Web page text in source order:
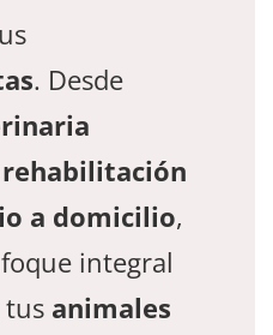
. Desde
rehabilitación
a domicilio,
integral
tus animales